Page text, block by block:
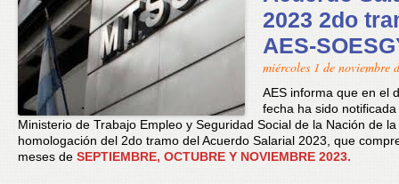
2023 2do
AES-
miércoles 1 de noviembre
AES informa que en el
fecha ha sido
Ministerio de Trabajo Empleo y Seguridad Social de la Nación de la
homologación del 2do tramo del Acuerdo Salarial 2023, que
meses de SEPTIEMBRE, OCTUBRE Y NOVIEMBRE 2023.